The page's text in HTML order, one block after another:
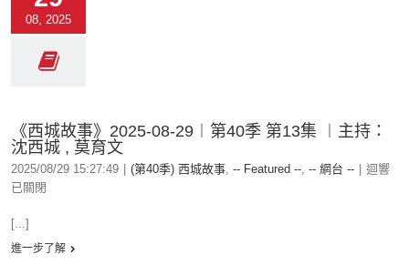
08, 2025
《西城故事》2025-08-29︱第40季 第13集 ︱主持：
沈西城 , 莫育文
2025/08/29 15:27:49 (第40季) 西城故事, -- Featured --, -- 網台 --
迴響
已關閉
[...]
進一步了解